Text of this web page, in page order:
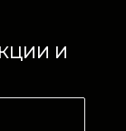
И